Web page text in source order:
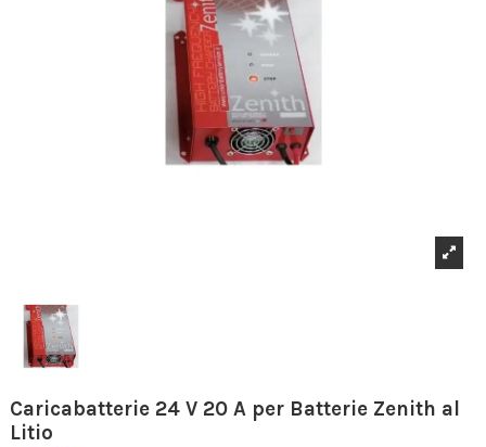
Caricabatterie 24 V 20 A per Batterie Zenith al
Litio